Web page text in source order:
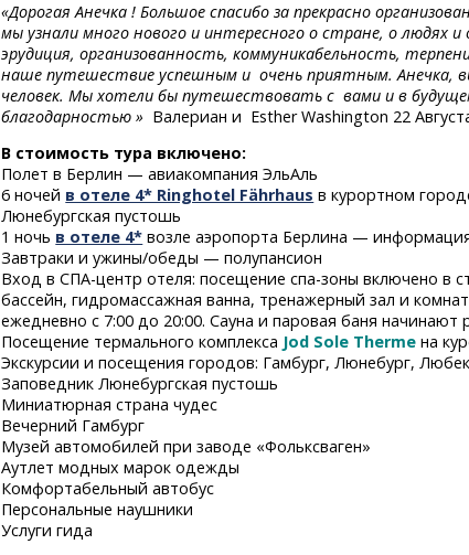
«Дорогая Анечка ! Большое спасибо за прекрасно
мы узнали много нового и интересного о стране, о людях
эрудиция, организованность, коммуникабельность,
наше путешествие успешным и очень приятным. Анечка,
человек. Мы хотели бы путешествовать с вами и в
благодарностью » Валериан и Esther Washington 22
В стоимость тура включено:
Полет в Берлин — авиакомпания ЭльАль
6 ночей в отеле 4* Ringhotel Fährhaus в курортном
Люнебургская пустошь
1 ночь в отеле 4* возле аэропорта Берлина —
Завтраки и ужины/обеды — полупансион
Входв СПА-центр отеля: посещениеспа-зоны включено в
бассейн, гидромассажная ванна, тренажерный зал и
ежедневно с 7:00 до 20:00. Сауна и паровая баня начинают
Посещение термального комплекса Jod Sole Therme на
Экскурсии и посещения городов: Гамбург, Люнебург, Любек
Заповедник Люнебургская пустошь
Миниатюрная страна чудес
Вечерний Гамбург
Музей автомобилей при заводе «Фольксваген»
Аутлет модных марок одежды
Комфортабельный автобус
Персональные наушники
Услуги гида